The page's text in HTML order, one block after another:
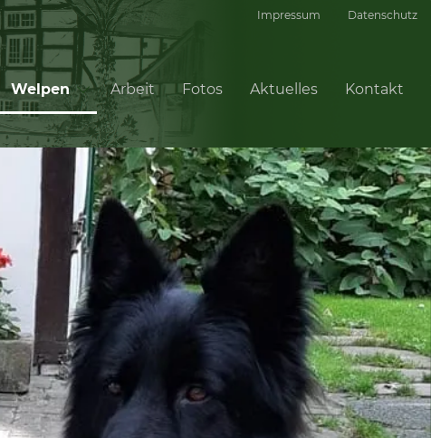
Impressum Datenschutz
Welpen Arbeit Fotos Aktuelles Kontakt